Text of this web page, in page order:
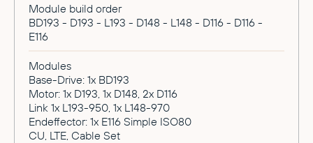
Module build order
BD193 - D193 - L193 - D148 - L148 - D116 - D116 -
E116
Modules
Base-Drive: 1x BD193
Motor: 1x D193, 1x D148, 2x D116
Link 1x L193-950, 1x L148-970
Endeffector: 1x E116 Simple ISO80
CU, LTE, Cable Set